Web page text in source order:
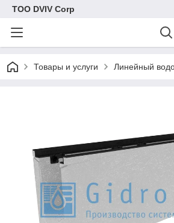
ТОО DVIV Corp
Товары и услуги Линейный